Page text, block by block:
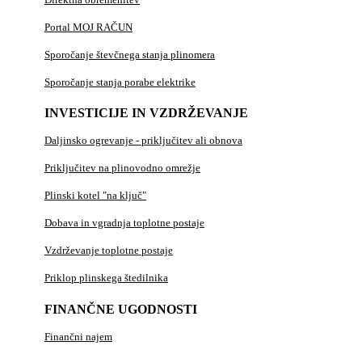
Portal MOJ RAČUN
Sporočanje števčnega stanja plinomera
Sporočanje stanja porabe elektrike
INVESTICIJE IN VZDRŽEVANJE
Daljinsko ogrevanje - priključitev ali obnova
Priključitev na plinovodno omrežje
Plinski kotel "na ključ"
Dobava in vgradnja toplotne postaje
Vzdrževanje toplotne postaje
Priklop plinskega štedilnika
FINANČNE UGODNOSTI
Finančni najem